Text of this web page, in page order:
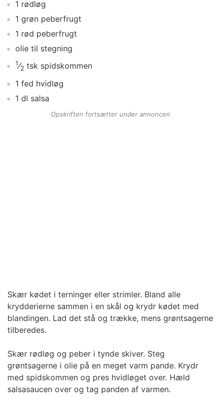
1 rødløg
1 grøn peberfrugt
1 rød peberfrugt
olie til stegning
1⁄2 tsk spidskommen
1 fed hvidløg
1 dl salsa
Opskriften fortsætter under annoncen
Skær kødet i terninger eller strimler. Bland alle
krydderierne sammen i en skål og krydr kødet med
blandingen. Lad det stå og trække, mens grøntsagerne
tilberedes.
Skær rødløg og peber i tynde skiver. Steg
grøntsagerne i olie på en meget varm pande. Krydr
med spidskommen og pres hvidløget over. Hæld
salsasaucen over og tag panden af varmen.